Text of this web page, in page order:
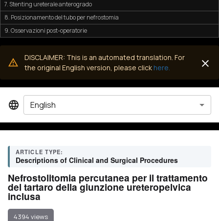
7. Stenting ureterale anterogrado
8. Posizionamento del tubo per nefrostomia
9. Osservazioni post-operatorie
DISCLAIMER: This is an automated translation. For
the original English version, please click here.
ARTICLE TYPE:
Descriptions of Clinical and Surgical Procedures
Nefrostolitomia percutanea per il trattamento
del tartaro della giunzione ureteropelvica
inclusa
4394 views
English